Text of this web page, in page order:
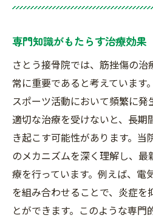
専門知識がもたらす治療効果
さとう接骨院では、筋挫傷の
常に重要であると考えています
スポーツ活動において頻繁に発
適切な治療を受けないと、長期
き起こす可能性があります。当
のメカニズムを深く理解し、
療を行っています。例えば、電
を組み合わせることで、炎症を
とができます。このような専門